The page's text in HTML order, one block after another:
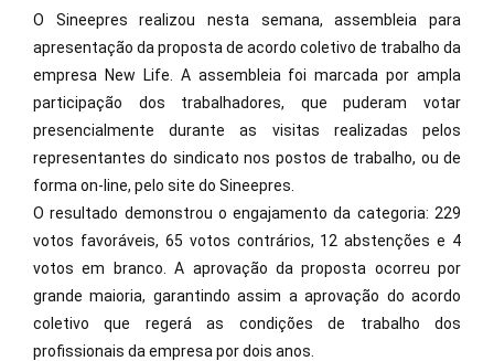
O Sineepres realizou nesta semana, assembleia para
apresentação da proposta de acordo coletivo de trabalho da
empresa New Life. A assembleia foi marcada por ampla
participação dos trabalhadores, que puderam votar
presencialmente durante as visitas realizadas pelos
representantes do sindicato nos postos de trabalho, ou de
forma on-line, pelo site do Sineepres.
O resultado demonstrou o engajamento da categoria: 229
votos favoráveis, 65 votos contrários, 12 abstenções e 4
votos em branco. A aprovação da proposta ocorreu por
grande maioria, garantindo assim a aprovação do acordo
coletivo que regerá as condições de trabalho dos
profissionais da empresa por dois anos.